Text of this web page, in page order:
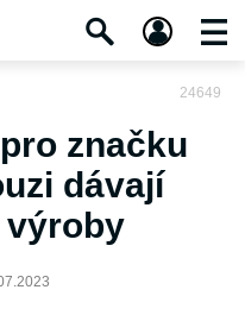
24649
značku
dávají
výroby